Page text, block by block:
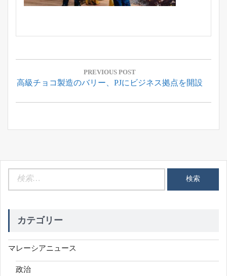
投
ナ
ビ
ー
ョ
ン
PREVIOUS POST
Previous
高級チョコ製造のバリー、PJにビジネス拠点を開設
カテゴリー
マレーシアニュース
政治